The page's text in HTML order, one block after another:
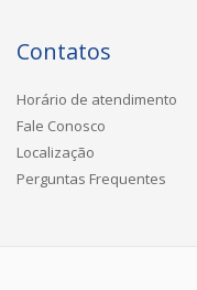
Contatos
Horário de atendimento
Fale Conosco
Localização
Perguntas Frequentes